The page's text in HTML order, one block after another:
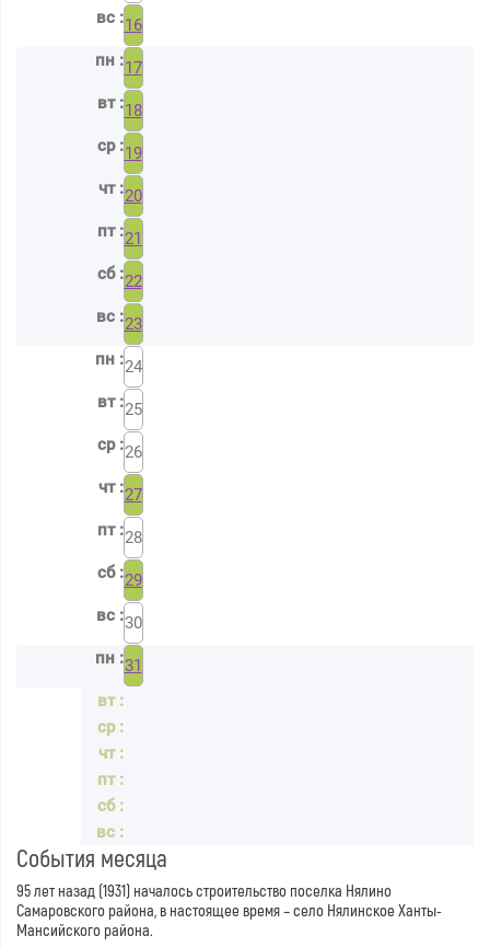
16
17
18
19
20
21
22
23
24
25
26
27
28
29
30
31
События месяца
95 лет назад (1931) началось строительство поселка Нялино
Самаровского района, в настоящее время – село Нялинское Ханты-
Мансийского района.